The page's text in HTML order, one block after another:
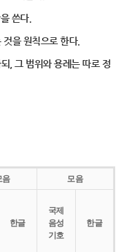
쓴다.
을 원칙으로 한다.
, 그 범위와 용례는 따로 정
음 모음
한글
국제
음성
기호
한글